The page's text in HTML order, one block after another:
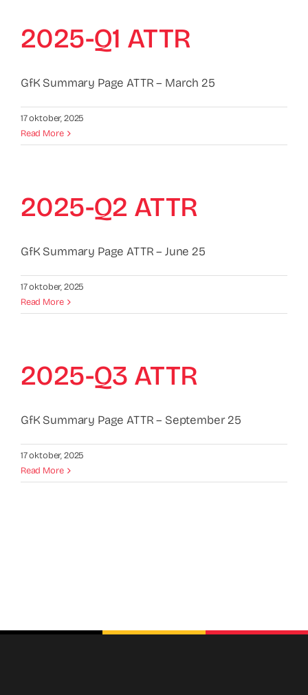
2025-Q1 ATTR
GfK Summary Page ATTR – March 25
17 oktober, 2025
Read More
2025-Q2 ATTR
GfK Summary Page ATTR – June 25
17 oktober, 2025
Read More
2025-Q3 ATTR
GfK Summary Page ATTR – September 25
17 oktober, 2025
Read More